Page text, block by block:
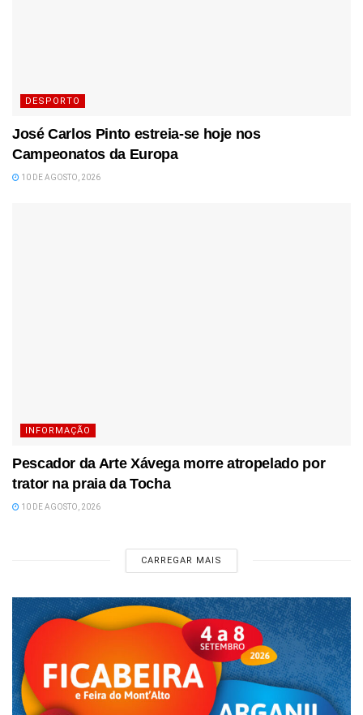
DESPORTO
José Carlos Pinto estreia-se hoje nos
Campeonatos da Europa
10 DE AGOSTO, 2026
INFORMAÇÃO
Pescador da Arte Xávega morre atropelado por
trator na praia da Tocha
10 DE AGOSTO, 2026
CARREGAR MAIS